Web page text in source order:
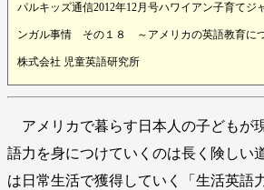
パルキッズ通信2012年12月号ハワイアン子育てジ
ンガル事情 その１８ ～アメリカの英語教育に
株式会社 児童英語研究所
アメリカで暮らす日本人の子どもが
語力を身につけていくのは長く険しい
は日常生活で獲得していく「生活英語